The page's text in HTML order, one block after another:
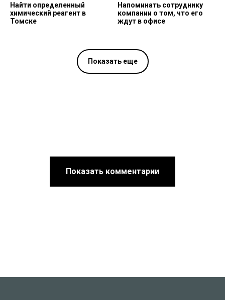
Найти определенный
химический реагент в
Томске
Напоминать сотруднику
компании о том, что его
ждут в офисе
Показать еще
Показать комментарии